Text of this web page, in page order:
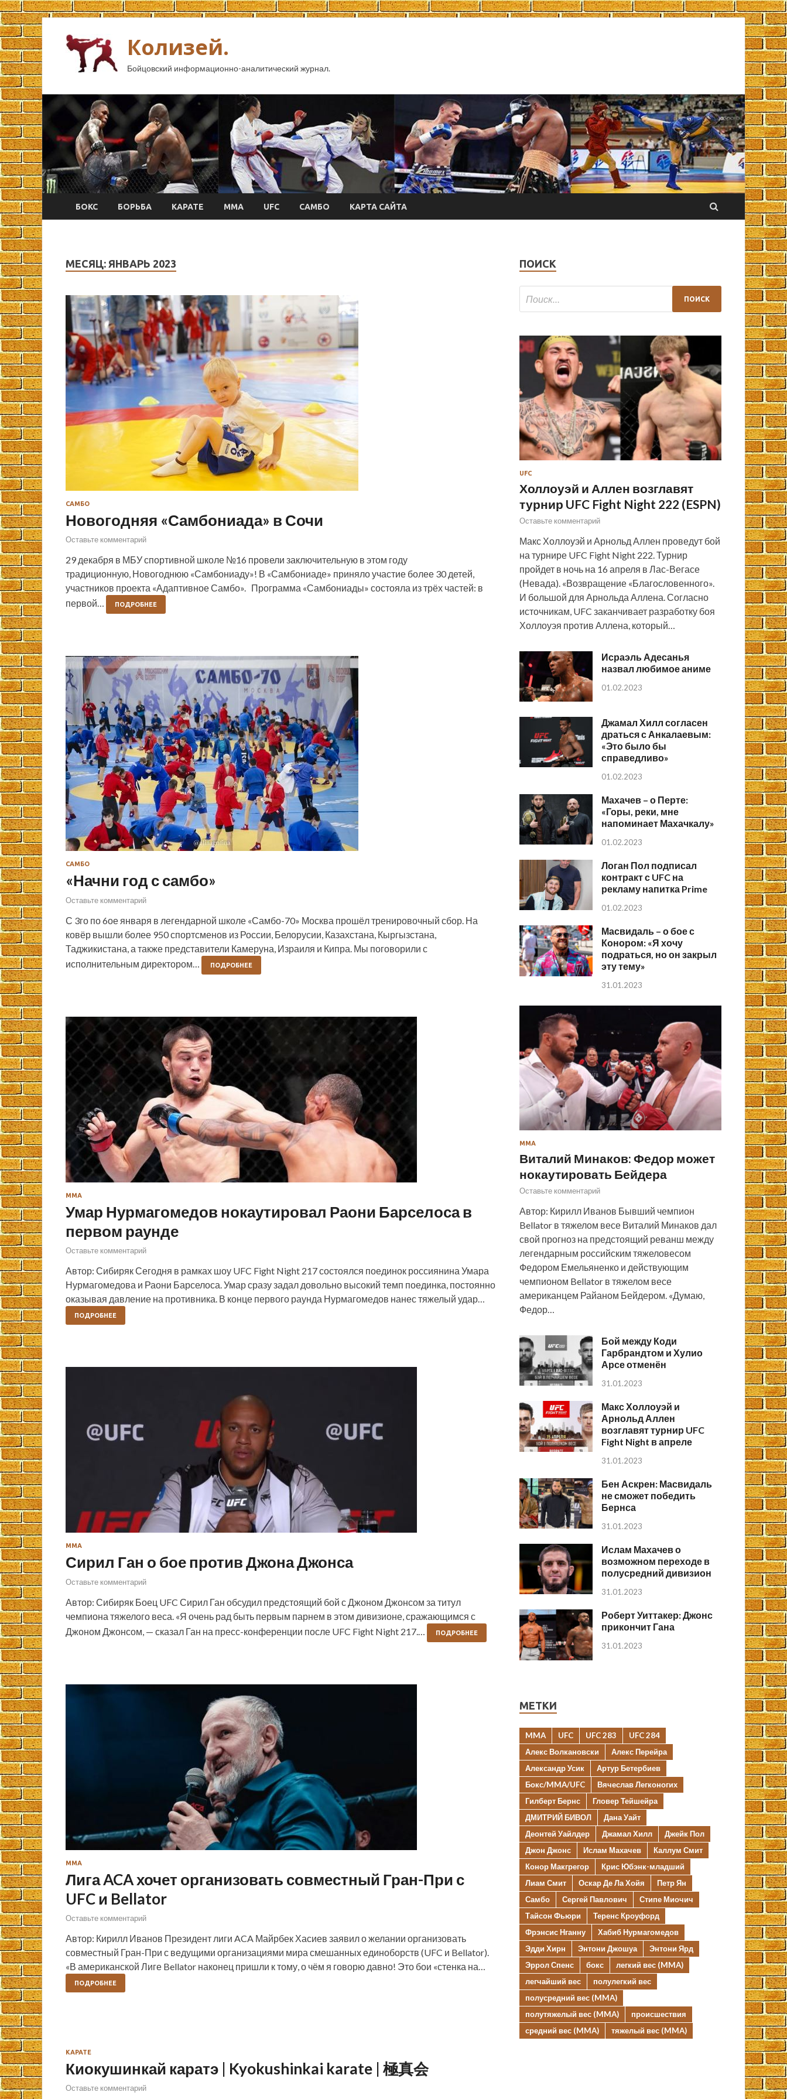
Колизей.
Бойцовский информационно-аналитический журнал.
БОКС БОРЬБА КАРАТЕ ММА UFC САМБО КАРТА САЙТА
МЕСЯЦ: ЯНВАРЬ 2023
САМБО
Новогодняя «Самбониада» в Сочи
Оставьте комментарий
29 декабря в МБУ спортивной школе №16 провели заключительную в этом году
традиционную, Новогоднюю «Самбониаду»! В «Самбониаде» приняло участие более 30 детей,
участников проекта «Адаптивное Самбо». Программа «Самбониады» состояла из трёх частей: в
первой…
ПОДРОБНЕЕ
САМБО
«Начни год с самбо»
Оставьте комментарий
С 3го по 6ое января в легендарной школе «Самбо-70» Москва прошёл тренировочный сбор. На
ковёр вышли более 950 спортсменов из России, Белорусии, Казахстана, Кыргызстана,
Таджикистана, а также представители Камеруна, Израиля и Кипра. Мы поговорили с
исполнительным директором…
ПОДРОБНЕЕ
ММА
Умар Нурмагомедов нокаутировал Раони Барселоса в
первом раунде
Оставьте комментарий
Автор: Сибиряк Сегодня в рамках шоу UFC Fight Night 217 состоялся поединок россиянина Умара
Нурмагомедова и Раони Барселоса. Умар сразу задал довольно высокий темп поединка, постоянно
оказывая давление на противника. В конце первого раунда Нурмагомедов нанес тяжелый удар…
ПОДРОБНЕЕ
ММА
Сирил Ган о бое против Джона Джонса
Оставьте комментарий
Автор: Сибиряк Боец UFC Сирил Ган обсудил предстоящий бой с Джоном Джонсом за титул
чемпиона тяжелого веса. «Я очень рад быть первым парнем в этом дивизионе, сражающимся с
Джоном Джонсом, — сказал Ган на пресс-конференции после UFC Fight Night 217.…
ПОДРОБНЕЕ
ММА
Лига ACA хочет организовать совместный Гран-При с
UFC и Bellator
Оставьте комментарий
Автор: Кирилл Иванов Президент лиги ACA Майрбек Хасиев заявил о желании организовать
совместный Гран-При с ведущими организациями мира смешанных единоборств (UFC и Bellator).
«В американской Лиге Bellator наконец пришли к тому, о чём я говорю давно! Это бои «стенка на…
ПОДРОБНЕЕ
КАРАТЕ
Киокушинкай каратэ | Kyokushinkai karate | 極真会
Оставьте комментарий
ПОИСК
UFC
Холлоуэй и Аллен возглавят
турнир UFC Fight Night 222 (ESPN)
Оставьте комментарий
Макс Холлоуэй и Арнольд Аллен проведут бой
на турнире UFC Fight Night 222. Турнир
пройдет в ночь на 16 апреля в Лас-Вегасе
(Невада). «Возвращение «Благословенного».
И большой для Арнольда Аллена. Согласно
источникам, UFC заканчивает разработку боя
Холлоуэя против Аллена, который…
Исраэль Адесанья
назвал любимое аниме
01.02.2023
Джамал Хилл согласен
драться с Анкалаевым:
«Это было бы
справедливо»
01.02.2023
Махачев – о Перте:
«Горы, реки, мне
напоминает Махачкалу»
01.02.2023
Логан Пол подписал
контракт с UFC на
рекламу напитка Prime
01.02.2023
Масвидаль – о бое с
Конором: «Я хочу
подраться, но он закрыл
эту тему»
31.01.2023
ММА
Виталий Минаков: Федор может
нокаутировать Бейдера
Оставьте комментарий
Автор: Кирилл Иванов Бывший чемпион
Bellator в тяжелом весе Виталий Минаков дал
свой прогноз на предстоящий реванш между
легендарным российским тяжеловесом
Федором Емельяненко и действующим
чемпионом Bellator в тяжелом весе
американцем Райаном Бейдером. «Думаю,
Федор…
Бой между Коди
Гарбрандтом и Хулио
Арсе отменён
31.01.2023
Макс Холлоуэй и
Арнольд Аллен
возглавят турнир UFC
Fight Night в апреле
31.01.2023
Бен Аскрен: Масвидаль
не сможет победить
Бернса
31.01.2023
Ислам Махачев о
возможном переходе в
полусредний дивизион
31.01.2023
Роберт Уиттакер: Джонс
прикончит Гана
31.01.2023
МЕТКИ
MMA UFC UFC 283
UFC 284
Алекс Волкановски
Алекс Перейра
Александр Усик
Артур Бетербиев
Бокс/MMA/UFC
Вячеслав Легконогих
Гилберт Бернс
Гловер Тейшейра
ДМИТРИЙ БИВОЛ
Дана Уайт
Деонтей Уайлдер
Джамал Хилл
Джейк Пол
Джон Джонс
Ислам Махачев
Каллум Смит
Конор Макгрегор
Крис Юбэнк-младший
Лиам Смит
Оскар Де Ла Хойя
Петр Ян
Самбо
Сергей Павлович
Стипе Миочич
Тайсон Фьюри
Теренс Кроуфорд
Фрэнсис Нганну
Хабиб Нурмагомедов
Эдди Хирн
Энтони Джошуа
Энтони Ярд
Эррол Спенс
бокс
легкий вес (MMA)
легчайший вес
полулегкий вес
полусредний вес (MMA)
полутяжелый вес (MMA)
происшествия
средний вес (MMA)
тяжелый вес (MMA)